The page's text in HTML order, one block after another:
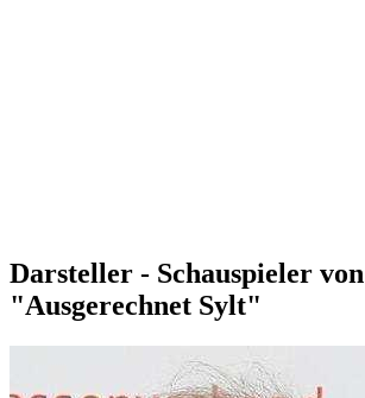
Darsteller - Schauspieler von
"Ausgerechnet Sylt"